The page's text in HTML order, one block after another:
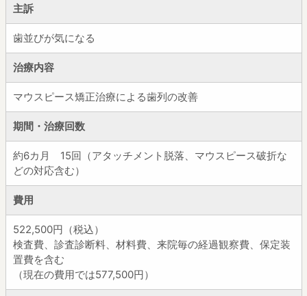
主訴
歯並びが気になる
治療内容
マウスピース矯正治療による歯列の改善
期間・治療回数
約6カ月 15回（アタッチメント脱落、マウスピース破折な
どの対応含む）
費用
522,500円（税込）
検査費、診査診断料、材料費、来院毎の経過観察費、保定装
置費を含む
（現在の費用では577,500円）